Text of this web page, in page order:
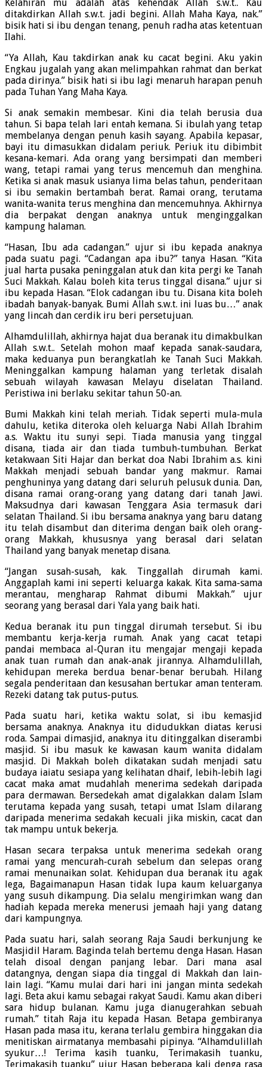
Kelahiran mu adalah atas kehendak Allah s.w.t.. Kau
ditakdirkan Allah s.w.t. jadi begini. Allah Maha Kaya, nak.”
bisik hati si ibu dengan tenang, penuh radha atas ketentuan
Ilahi.
“Ya Allah, Kau takdirkan anak ku cacat begini. Aku yakin
Engkau jugalah yang akan melimpahkan rahmat dan berkat
pada dirinya.” bisik hati si ibu lagi menaruh harapan penuh
pada Tuhan Yang Maha Kaya.
Si anak semakin membesar. Kini dia telah berusia dua
tahun. Si bapa telah lari entah kemana. Si ibulah yang tetap
membelanya dengan penuh kasih sayang. Apabila kepasar,
bayi itu dimasukkan didalam periuk. Periuk itu dibimbit
kesana-kemari. Ada orang yang bersimpati dan memberi
wang, tetapi ramai yang terus mencemuh dan menghina.
Ketika si anak masuk usianya lima belas tahun, penderitaan
si ibu semakin bertambah berat. Ramai orang, terutama
wanita-wanita terus menghina dan mencemuhnya. Akhirnya
dia berpakat dengan anaknya untuk menginggalkan
kampung halaman.
“Hasan, Ibu ada cadangan.” ujur si ibu kepada anaknya
pada suatu pagi. “Cadangan apa ibu?” tanya Hasan. “Kita
jual harta pusaka peninggalan atuk dan kita pergi ke Tanah
Suci Makkah. Kalau boleh kita terus tinggal disana.” ujur si
ibu kepada Hasan. “Elok cadangan ibu tu. Disana kita boleh
ibadah banyak-banyak. Bumi Allah s.w.t. ini luas bu…” anak
yang lincah dan cerdik iru beri persetujuan.
Alhamdulillah, akhirnya hajat dua beranak itu dimakbulkan
Allah s.w.t.. Setelah mohon maaf kepada sanak-saudara,
maka keduanya pun berangkatlah ke Tanah Suci Makkah.
Meninggalkan kampung halaman yang terletak disalah
sebuah wilayah kawasan Melayu diselatan Thailand.
Peristiwa ini berlaku sekitar tahun 50-an.
Bumi Makkah kini telah meriah. Tidak seperti mula-mula
dahulu, ketika diteroka oleh keluarga Nabi Allah Ibrahim
a.s. Waktu itu sunyi sepi. Tiada manusia yang tinggal
disana, tiada air dan tiada tumbuh-tumbuhan. Berkat
ketakwaan Siti Hajar dan berkat doa Nabi Ibrahim a.s. kini
Makkah menjadi sebuah bandar yang makmur. Ramai
penghuninya yang datang dari seluruh pelusuk dunia. Dan,
disana ramai orang-orang yang datang dari tanah Jawi.
Maksudnya dari kawasan Tenggara Asia termasuk dari
selatan Thailand. Si ibu bersama anaknya yang baru datang
itu telah disambut dan diterima dengan baik oleh orang-
orang Makkah, khususnya yang berasal dari selatan
Thailand yang banyak menetap disana.
“Jangan susah-susah, kak. Tinggallah dirumah kami.
Anggaplah kami ini seperti keluarga kakak. Kita sama-sama
merantau, mengharap Rahmat dibumi Makkah.” ujur
seorang yang berasal dari Yala yang baik hati.
Kedua beranak itu pun tinggal dirumah tersebut. Si ibu
membantu kerja-kerja rumah. Anak yang cacat tetapi
pandai membaca al-Quran itu mengajar mengaji kepada
anak tuan rumah dan anak-anak jirannya. Alhamdulillah,
kehidupan mereka berdua benar-benar berubah. Hilang
segala penderitaan dan kesusahan bertukar aman tenteram.
Rezeki datang tak putus-putus.
Pada suatu hari, ketika waktu solat, si ibu kemasjid
bersama anaknya. Anaknya itu didudukkan diatas kerusi
roda. Sampai dimasjid, anaknya itu ditinggalkan diserambi
masjid. Si ibu masuk ke kawasan kaum wanita didalam
masjid. Di Makkah boleh dikatakan sudah menjadi satu
budaya iaiatu sesiapa yang kelihatan dhaif, lebih-lebih lagi
cacat maka amat mudahlah menerima sedekah daripada
para dermawan. Bersedekah amat digalakkan dalam Islam
terutama kepada yang susah, tetapi umat Islam dilarang
daripada menerima sedakah kecuali jika miskin, cacat dan
tak mampu untuk bekerja.
Hasan secara terpaksa untuk menerima sedekah orang
ramai yang mencurah-curah sebelum dan selepas orang
ramai menunaikan solat. Kehidupan dua beranak itu agak
lega, Bagaimanapun Hasan tidak lupa kaum keluarganya
yang susuh dikampung. Dia selalu mengirimkan wang dan
hadiah kepada mereka menerusi jemaah haji yang datang
dari kampungnya.
Pada suatu hari, salah seorang Raja Saudi berkunjung ke
Masjidil Haram. Baginda telah bertemu denga Hasan. Hasan
telah disoal dengan panjang lebar. Dari mana asal
datangnya, dengan siapa dia tinggal di Makkah dan lain-
lain lagi. “Kamu mulai dari hari ini jangan minta sedekah
lagi. Beta akui kamu sebagai rakyat Saudi. Kamu akan diberi
sara hidup bulanan. Kamu juga dianugerahkan sebuah
rumah.” titah Raja itu kepada Hasan. Betapa gembiranya
Hasan pada masa itu, kerana terlalu gembira hinggakan dia
menitiskan airmatanya membasahi pipinya. “Alhamdulillah
syukur…! Terima kasih tuanku, Terimakasih tuanku,
Terimakasih tuanku” ujur Hasan beberapa kali denga rasa